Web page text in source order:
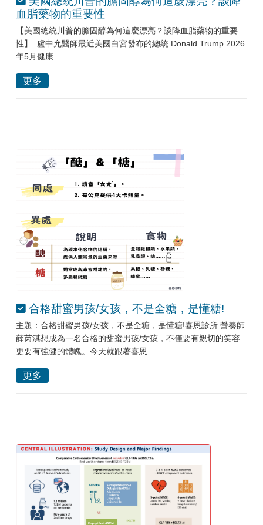
血脂藥物的重要性
【美國總統川普的膽固醇為何這麼漂亮？談降血脂藥物的重要
性】 盧中允醫師最近美國白宮發布的總統 Donald Trump 2026
年5月健康..
更多
合格甜蜜男孩/女孩，不是全糖，是懂糖!
主題：合格甜蜜男孩/女孩，不是全糖，是懂糖!喜恩診所 營養師
薛芮淇想成為一名合格的甜蜜男孩/女孩，不僅要有親切的笑容
更要有強健的體魄。今天就跟著喜恩..
更多